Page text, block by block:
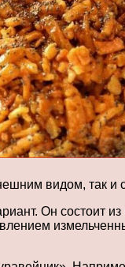
видом, так и
Он состоит